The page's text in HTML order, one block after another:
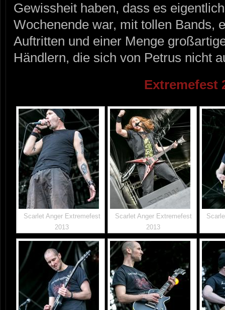
Gewissheit haben, dass es
Wochenende war, mit tollen Bands,
Auftritten und einer Menge
Händlern, die sich von Petrus nicht
Extremefest
Scarlet Anger Extremefest
2013
Scarlet Anger Extremefest
2013